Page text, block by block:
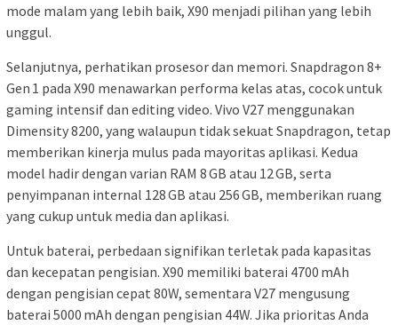
mode malam yang lebih baik, X90 menjadi pilihan yang lebih
unggul.
Selanjutnya, perhatikan prosesor dan memori. Snapdragon 8+
Gen 1 pada X90 menawarkan performa kelas atas, cocok untuk
gaming intensif dan editing video. Vivo V27 menggunakan
Dimensity 8200, yang walaupun tidak sekuat Snapdragon, tetap
memberikan kinerja mulus pada mayoritas aplikasi. Kedua
model hadir dengan varian RAM 8 GB atau 12 GB, serta
penyimpanan internal 128 GB atau 256 GB, memberikan ruang
yang cukup untuk media dan aplikasi.
Untuk baterai, perbedaan signifikan terletak pada kapasitas
dan kecepatan pengisian. X90 memiliki baterai 4700 mAh
dengan pengisian cepat 80W, sementara V27 mengusung
baterai 5000 mAh dengan pengisian 44W. Jika prioritas Anda